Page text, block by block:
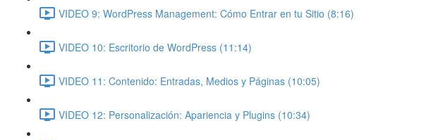
VIDEO 9: WordPress Management: Cómo Entrar en tu Sitio (8:16)
VIDEO 10: Escritorio de WordPress (11:14)
VIDEO 11: Contenido: Entradas, Medios y Páginas (10:05)
VIDEO 12: Personalización: Apariencia y Plugins (10:34)